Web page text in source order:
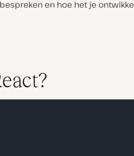
en hoe het je